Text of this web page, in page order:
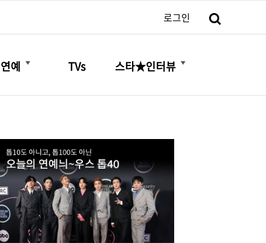
로그인
연예
더보기
TVs 스타★인터뷰
더보기